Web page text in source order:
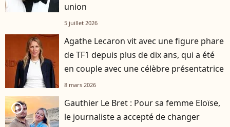
union
5 juillet 2026
Agathe Lecaron vit avec une figure phare
de TF1 depuis plus de dix ans, qui a été
en couple avec une célèbre présentatrice
8 mars 2026
player2
Gauthier Le Bret : Pour sa femme Eloïse,
le journaliste a accepté de changer